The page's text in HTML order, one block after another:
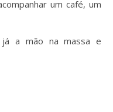
um café, um
já a mão na massa e